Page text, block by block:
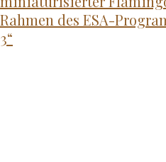
Rahmen des ESA-
3“